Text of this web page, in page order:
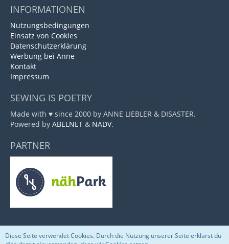
INFORMATIONEN
Nutzungsbedingungen
Einsatz von Cookies
Datenschutzerklärung
Werbung bei Anne
Kontakt
Impressum
SEWING IS POETRY
Made with ♥ since 2000 by ANNE LIEBLER & DISASTER.
Powered by ABELNET & NADV.
PARTNER
Diese Seite verwendet Cookies. Durch die Nutzung unserer Seite erklärst du